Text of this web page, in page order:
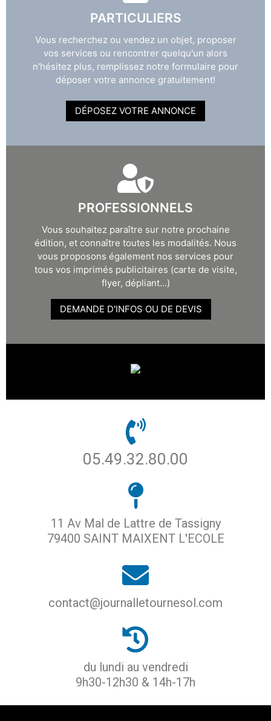
PARTICULIERS
Vous recherchez ou vendez un objet, proposer
vos services ou rencontrer quelqu'un alors
n'hésitez plus, remplissez notre formulaire pour
déposer votre annonce gratuitement!
DÉPOSEZ VOTRE ANNONCE
PROFESSIONNELS
Vous souhaitez paraître sur notre prochaine
édition, et connaître toutes les modalités. Nous
vous proposons également nos services pour
tous vos imprimés publicitaires (carte de visite,
flyer, dépliant...)
DEMANDE D'INFOS OU DE DEVIS
05.49.32.80.00
11 Av Mal de Lattre de Tassigny
79400 SAINT MAIXENT L'ECOLE
contact@journalletournesol.com
du lundi au vendredi
9h30-12h30 & 14h-17h